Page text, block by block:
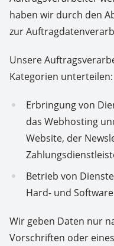
haben wir durch den
zur
Unsere
Kategorien unterteilen:
Erbringung von
das Webhosting
Website, der
Betrieb von
Hard- und Software
Wir geben Daten nur
Vorschriften oder